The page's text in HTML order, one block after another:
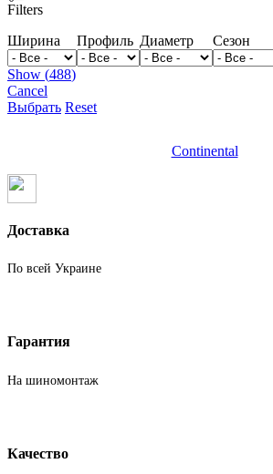
Filters
Ширина
Профиль Диаметр Сезон
Show (488)
Cancel
Выбрать Reset
Continental
Доставка
По всей Украине
Гарантия
На шиномонтаж
Качество